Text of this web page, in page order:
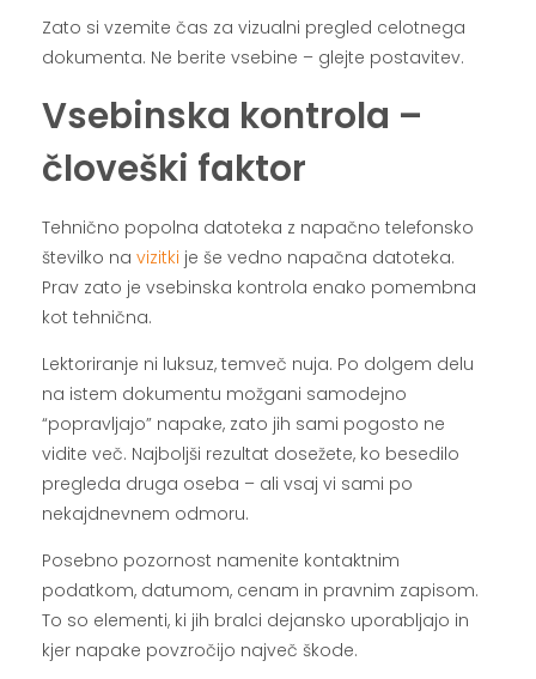
Zato si vzemite čas za vizualni pregled celotnega
dokumenta. Ne berite vsebine – glejte postavitev.
Vsebinska kontrola –
človeški faktor
Tehnično popolna datoteka z napačno telefonsko
številko na vizitki je še vedno napačna datoteka.
Prav zato je vsebinska kontrola enako pomembna
kot tehnična.
Lektoriranje ni luksuz, temveč nuja. Po dolgem delu
na istem dokumentu možgani samodejno
“popravljajo” napake, zato jih sami pogosto ne
vidite več. Najboljši rezultat dosežete, ko besedilo
pregleda druga oseba – ali vsaj vi sami po
nekajdnevnem odmoru.
Posebno pozornost namenite kontaktnim
podatkom, datumom, cenam in pravnim zapisom.
To so elementi, ki jih bralci dejansko uporabljajo in
kjer napake povzročijo največ škode.